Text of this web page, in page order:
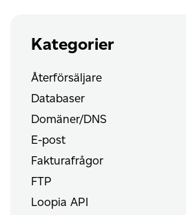
Kategorier
Återförsäljare
Databaser
Domäner/DNS
E-post
Fakturafrågor
FTP
Loopia API